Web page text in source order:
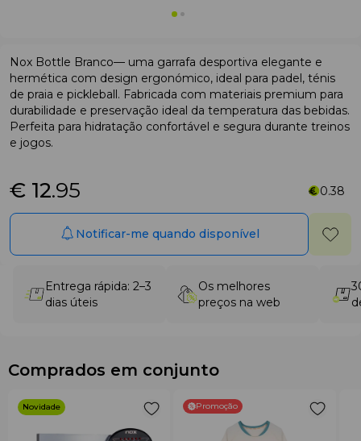
Nox Bottle Branco— uma garrafa desportiva elegante e
hermética com design ergonómico, ideal para padel, ténis
de praia e pickleball. Fabricada com materiais premium para
durabilidade e preservação ideal da temperatura das bebidas.
Perfeita para hidratação confortável e segura durante treinos
e jogos.
€ 12.95 0.38
Notificar-me quando disponível
Entrega rápida: 2–3
dias úteis
Os melhores
preços na web
Comprados em conjunto
Novidade Promoção